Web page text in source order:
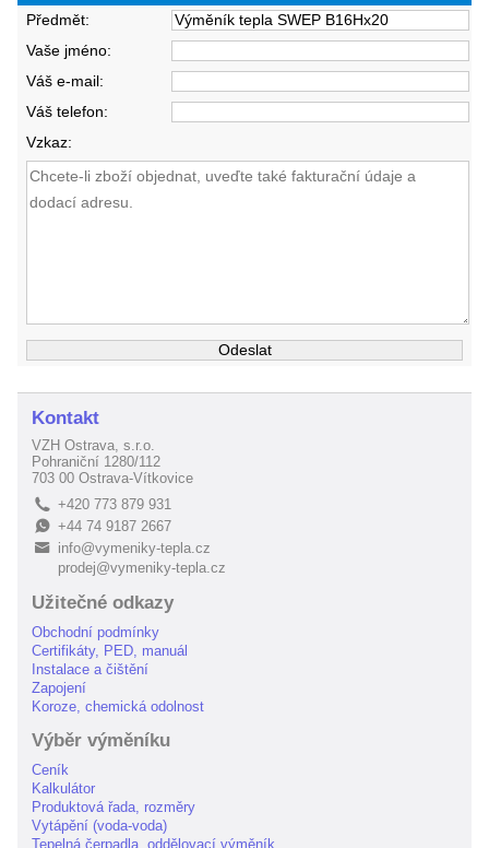
Předmět:
Vaše jméno:
Váš e-mail:
Váš telefon:
Vzkaz:
Kontakt
VZH Ostrava, s.r.o.
Pohraniční 1280/112
703 00 Ostrava-Vítkovice
L +420 773 879 931
E+44 74 9187 2667
B
info@vymeniky-tepla.cz
prodej@vymeniky-tepla.cz
Užitečné odkazy
Obchodní podmínky
Certifikáty, PED, manuál
Instalace a čištění
Zapojení
Koroze, chemická odolnost
Výběr výměníku
Ceník
Kalkulátor
Produktová řada, rozměry
Vytápění (voda-voda)
Tepelná čerpadla, oddělovací výměník